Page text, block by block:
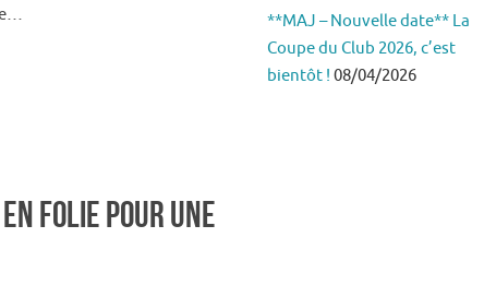
folie pour une
**MAJ – Nouvelle date** La
Coupe du Club 2026, c’est
bientôt ! 08/04/2026